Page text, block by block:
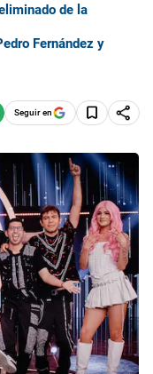
de la
Fernández y
Seguir en